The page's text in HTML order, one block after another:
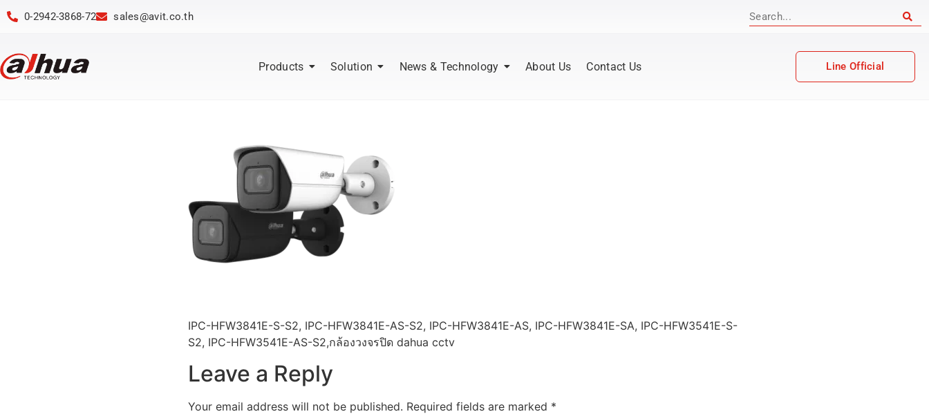
0-2942-3868-72 sales@avit.co.th
Products Solution News & Technology About Us Contact Us Line Official
IPC-HFW3841E-S-S2, IPC-HFW3841E-AS-S2, IPC-HFW3841E-AS, IPC-HFW3841E-SA, IPC-HFW3541E-S-
S2, IPC-HFW3541E-AS-S2,กล้องวงจรปิด dahua cctv
Leave a Reply
Your email address will not be published. Required fields are marked *